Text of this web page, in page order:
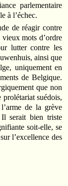
parlementaire
à l’échec.
de réagir contre
mots d’ordre
lutter contre les
ainsi que
uniquement en
de Belgique.
que non
prolétariat suédois,
de la grève
serait bien triste
soit-elle, se
l’excellence des